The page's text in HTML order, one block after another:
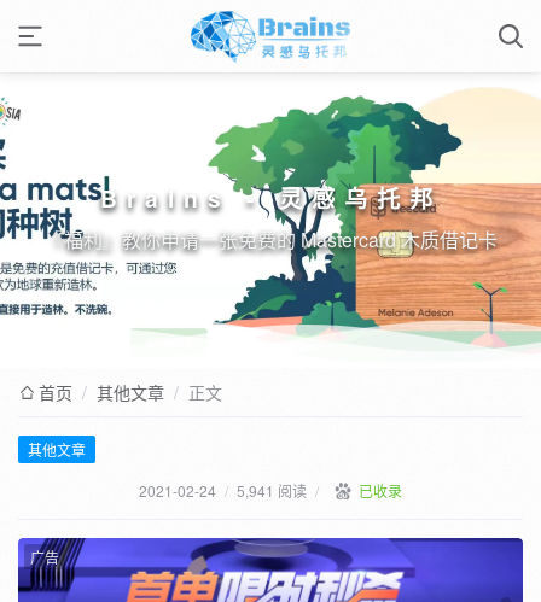
Brains - 灵感乌托邦
『福利』教你申请一张免费的 Mastercard 木质借记卡
首页 / 其他文章 / 正文
其他文章
2021-02-24 / 5,941 阅读 / 已收录
广告